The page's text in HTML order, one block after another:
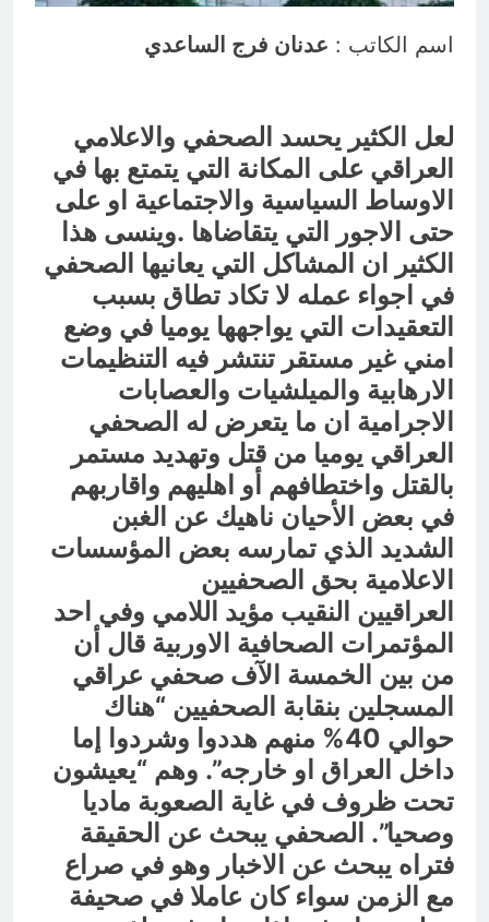
العراق له!
20 ساعة Ago
شعراء العراق الذين بقيت قبورهم في
المنافي.. ووصايا لم تُنفذ
اسم الكاتب : عدنان فرج الساعدي
لعل الكثير يحسد الصحفي والاعلامي
العراقي على المكانة التي يتمتع بها في
الاوساط السياسية والاجتماعية او على
حتى الاجور التي يتقاضاها .وينسى هذا
الكثير ان المشاكل التي يعانيها الصحفي
في اجواء عمله لا تكاد تطاق بسبب
التعقيدات التي يواجهها يوميا في وضع
امني غير مستقر تنتشر فيه التنظيمات
الارهابية والميلشيات والعصابات
الاجرامية ان ما يتعرض له الصحفي
العراقي يوميا من قتل وتهديد مستمر
بالقتل واختطافهم أو اهليهم واقاربهم
في بعض الأحيان ناهيك عن الغبن
الشديد الذي تمارسه بعض المؤسسات
الاعلامية بحق الصحفيين
العراقيين النقيب مؤيد اللامي وفي احد
المؤتمرات الصحافية الاوربية قال أن
من بين الخمسة الآف صحفي عراقي
المسجلين بنقابة الصحفيين “هناك
حوالي 40% منهم هددوا وشردوا إما
داخل العراق او خارجه”. وهم “يعيشون
تحت ظروف في غاية الصعوبة ماديا
وصحيا”. الصحفي يبحث عن الحقيقة
فتراه يبحث عن الاخبار وهو في صراع
مع الزمن سواء كان عاملا في صحيفة